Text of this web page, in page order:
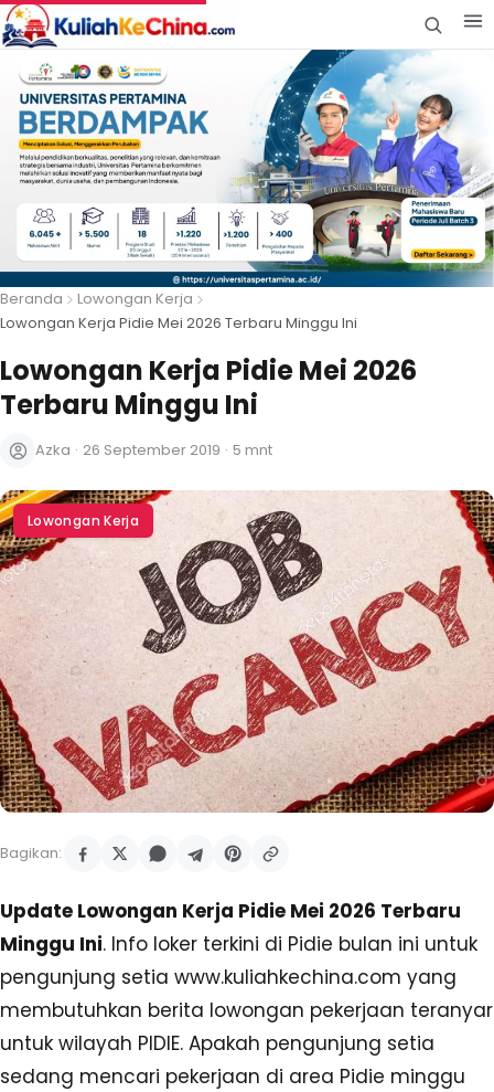
Beranda
Lowongan Kerja
Lowongan Kerja Pidie Mei 2026 Terbaru Minggu Ini
Lowongan Kerja Pidie Mei 2026
Terbaru Minggu Ini
Azka · 26 September 2019 · 5 mnt
Lowongan Kerja
Bagikan:
Update Lowongan Kerja Pidie Mei 2026 Terbaru
Minggu Ini. Info loker terkini di Pidie bulan ini untuk
pengunjung setia www.kuliahkechina.com yang
membutuhkan berita lowongan pekerjaan teranyar
untuk wilayah PIDIE. Apakah pengunjung setia
sedang mencari pekerjaan di area Pidie minggu